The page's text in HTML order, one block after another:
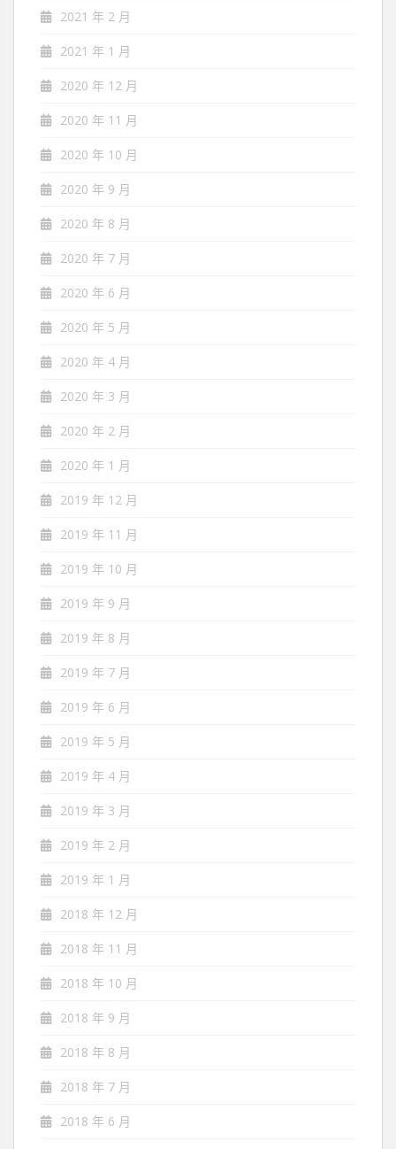
2021 年 2 月
2021 年 1 月
2020 年 12 月
2020 年 11 月
2020 年 10 月
2020 年 9 月
2020 年 8 月
2020 年 7 月
2020 年 6 月
2020 年 5 月
2020 年 4 月
2020 年 3 月
2020 年 2 月
2020 年 1 月
2019 年 12 月
2019 年 11 月
2019 年 10 月
2019 年 9 月
2019 年 8 月
2019 年 7 月
2019 年 6 月
2019 年 5 月
2019 年 4 月
2019 年 3 月
2019 年 2 月
2019 年 1 月
2018 年 12 月
2018 年 11 月
2018 年 10 月
2018 年 9 月
2018 年 8 月
2018 年 7 月
2018 年 6 月